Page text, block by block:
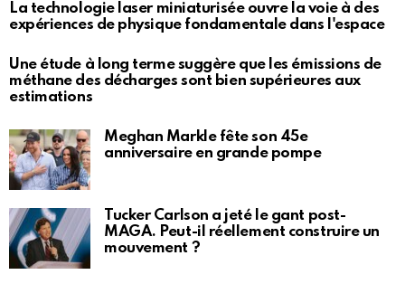
La technologie laser miniaturisée ouvre la voie à des
expériences de physique fondamentale dans l'espace
Une étude à long terme suggère que les émissions de
méthane des décharges sont bien supérieures aux
estimations
Meghan Markle fête son 45e
anniversaire en grande pompe
Tucker Carlson a jeté le gant post-
MAGA. Peut-il réellement construire un
mouvement ?